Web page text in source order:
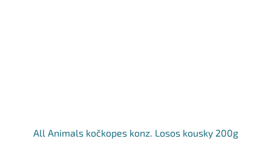
All Animals kočkopes konz. Losos kousky 200g